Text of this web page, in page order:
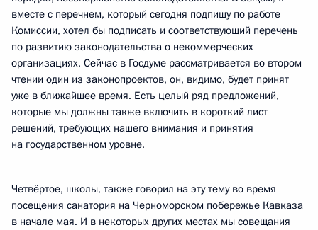
вместе с перечнем, который сегодня подпишу по работе
Комиссии, хотел бы подписать и соответствующий перечень
по развитию законодательства о некоммерческих
организациях. Сейчас в Госдуме рассматривается во втором
чтении один из законопроектов, он, видимо, будет принят
уже в ближайшее время. Есть целый ряд предложений,
которые мы должны также включить в короткий лист
решений, требующих нашего внимания и принятия
на государственном уровне.
Четвёртое, школы, также говорил на эту тему во время
посещения санатория на Черноморском побережье Кавказа
в начале мая. И в некоторых других местах мы совещания